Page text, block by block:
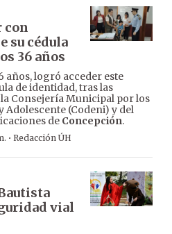
con
su cédula
36 años
años, logró acceder este
de identidad, tras las
Consejería Municipal por los
Adolescente (Codeni) y del
de Concepción.
· Redacción ÚH
vial